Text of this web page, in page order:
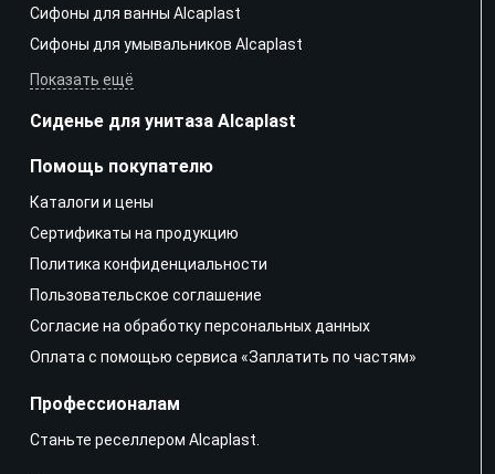
Сифоны для ванны Alcaplast
Сифоны для умывальников Alcaplast
Показать ещё
Сиденье для унитаза Alcaplast
Помощь покупателю
Каталоги и цены
Сертификаты на продукцию
Политика конфиденциальности
Пользовательское соглашение
Согласие на обработку персональных данных
Оплата с помощью сервиса «Заплатить по частям»
Профессионалам
Станьте реселлером Alcaplast.